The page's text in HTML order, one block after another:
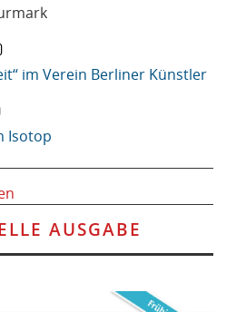
im Verein Berliner Künstler
Isotop
AUSGABE